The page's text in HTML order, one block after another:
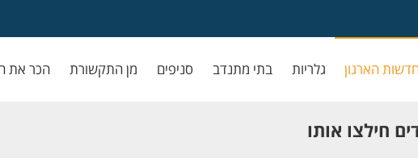
הארגון גלריות בתי מתנדב סניפים מן התקשורת הכר את
חילצו אותו